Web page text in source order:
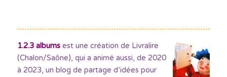
1.2.3 albumsest une création de Livralire
(Chalon/Saône), qui a animé aussi, de 2020
à 2023, un blog de partage d’idées pour